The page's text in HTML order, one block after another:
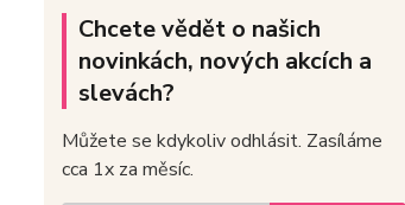
Chcete vědět o našich
novinkách, nových akcích a
slevách?
Můžete se kdykoliv odhlásit. Zasíláme
cca 1x za měsíc.